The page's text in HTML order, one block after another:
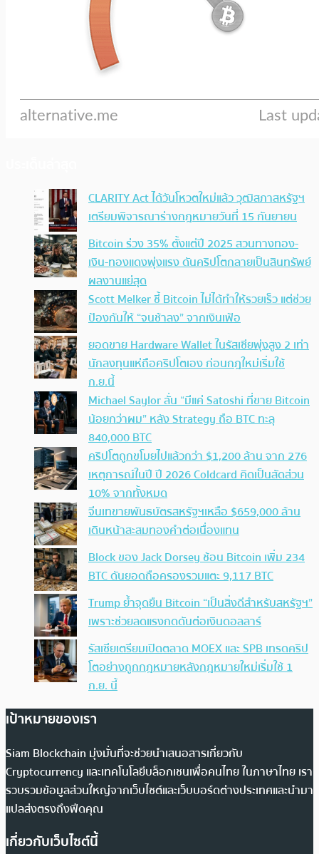
CLARITY Act ได้วันโหวตใหม่แล้ว วุฒิสภาสหรัฐฯ
เตรียมพิจารณาร่างกฎหมายวันที่ 15 กันยายน
Bitcoin ร่วง 35% ตั้งแต่ปี 2025 สวนทางทอง-
เงิน-ทองแดงพุ่งแรง ดันคริปโตกลายเป็นสินทรัพย์
ผลงานแย่สุด
Scott Melker ชี้ Bitcoin ไม่ได้ทำให้รวยเร็ว แต่ช่วย
ป้องกันให้ “จนช้าลง” จากเงินเฟ้อ
ยอดขาย Hardware Wallet ในรัสเซียพุ่งสูง 2 เท่า
นักลงทุนแห่ถือคริปโตเอง ก่อนกฎใหม่เริ่มใช้
ก.ย.นี้
Michael Saylor ลั่น “มีแค่ Satoshi ที่ขาย Bitcoin
น้อยกว่าผม” หลัง Strategy ถือ BTC ทะลุ
840,000 BTC
คริปโตถูกขโมยไปแล้วกว่า $1,200 ล้าน จาก 276
เหตุการณ์ในปี ปี 2026 Coldcard คิดเป็นสัดส่วน
10% จากทั้งหมด
จีนเทขายพันธบัตรสหรัฐฯเหลือ $659,000 ล้าน
เดินหน้าสะสมทองคำต่อเนื่องแทน
Block ของ Jack Dorsey ช้อน Bitcoin เพิ่ม 234
BTC ดันยอดถือครองรวมแตะ 9,117 BTC
Trump ย้ำจุดยืน Bitcoin “เป็นสิ่งดีสำหรับสหรัฐฯ”
เพราะช่วยลดแรงกดดันต่อเงินดอลลาร์
รัสเซียเตรียมเปิดตลาด MOEX และ SPB เทรดคริป
โตอย่างถูกกฎหมายหลังกฎหมายใหม่เริ่มใช้ 1
ก.ย. นี้
เป้าหมายของเรา
Siam Blockchain มุ่งมั่นที่จะช่วยนำเสนอสารเกี่ยวกับ
Cryptocurrency และเทคโนโลยีบล็อกเชนเพื่อคนไทย ในภาษาไทย เรา
รวบรวมข้อมูลส่วนใหญ่จากเว็บไซต์และเว็บบอร์ดต่างประเทศและนำมา
แปลส่งตรงถึงฟีดคุณ
เกี่ยวกับเว็บไซต์นี้